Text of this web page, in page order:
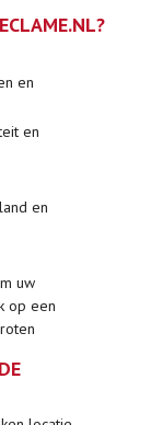
en
en
en
uw
op een